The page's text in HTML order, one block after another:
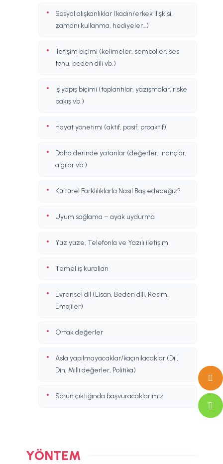
Sosyal alışkanlıklar (kadın/erkek ilişkisi,
zamanı kullanma, hediyeler…)
İletişim biçimi (kelimeler, semboller, ses
tonu, beden dili vb.)
İş yapış biçimi (toplantılar, yazışmalar, riske
bakış vb.)
Hayat yönetimi (aktif, pasif, proaktif)
Daha derinde yatanlar (değerler, inançlar,
algılar vb.)
Kültürel Farklılıklarla Nasıl Baş edeceğiz?
Uyum sağlama – ayak uydurma
Yüz yüze, Telefonla ve Yazılı iletişim
Temel iş kuralları
Evrensel dil (Lisan, Beden dili, Resim,
Emojiler)
Ortak değerler
Asla yapılmayacaklar/kaçınılacaklar (Dil,
Din, Milli değerler, Politika)
Sorun çıktığında başvuracaklarımız
YÖNTEM